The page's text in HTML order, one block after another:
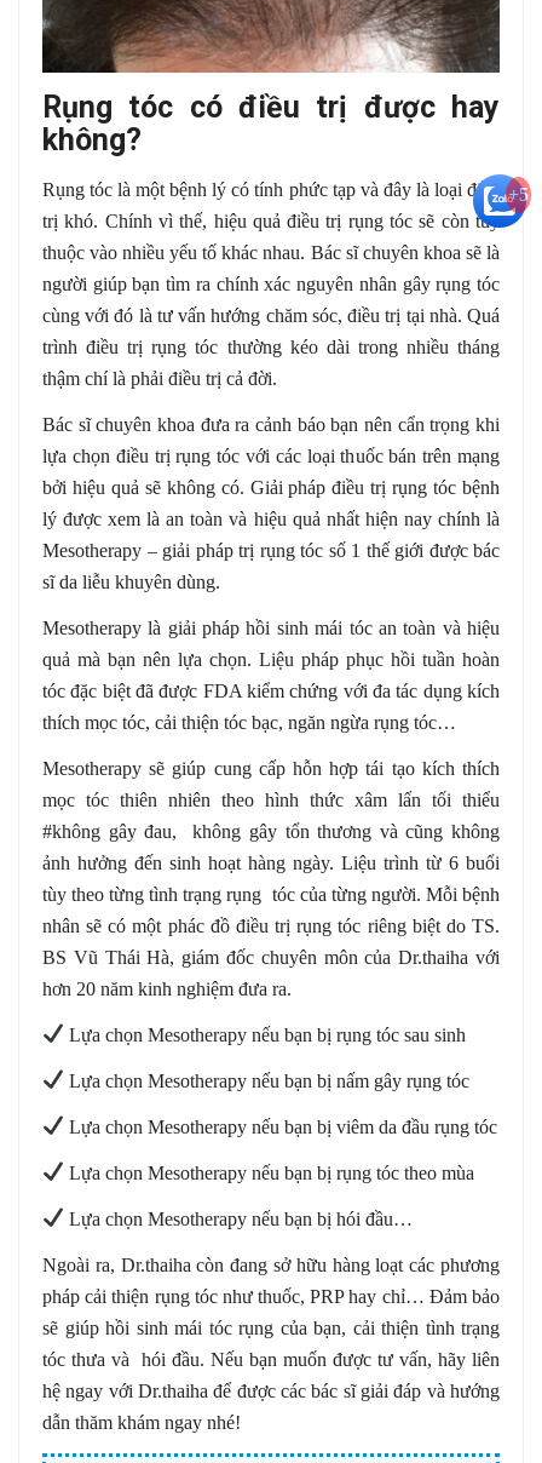
Rụng tóc có điều trị được hay
không?
Rụng tóc là một bệnh lý có tính phức tạp và đây là loại điều
trị khó. Chính vì thế, hiệu quả điều trị rụng tóc sẽ còn tùy
thuộc vào nhiều yếu tố khác nhau. Bác sĩ chuyên khoa sẽ là
người giúp bạn tìm ra chính xác nguyên nhân gây rụng tóc
cùng với đó là tư vấn hướng chăm sóc, điều trị tại nhà. Quá
trình điều trị rụng tóc thường kéo dài trong nhiều tháng
thậm chí là phải điều trị cả đời.
Bác sĩ chuyên khoa đưa ra cảnh báo bạn nên cẩn trọng khi
lựa chọn điều trị rụng tóc với các loại thuốc bán trên mạng
bởi hiệu quả sẽ không có. Giải pháp điều trị rụng tóc bệnh
lý được xem là an toàn và hiệu quả nhất hiện nay chính là
Mesotherapy – giải pháp trị rụng tóc số 1 thế giới được bác
sĩ da liễu khuyên dùng.
Mesotherapy là giải pháp hồi sinh mái tóc an toàn và hiệu
quả mà bạn nên lựa chọn. Liệu pháp phục hồi tuần hoàn
tóc đặc biệt đã được FDA kiểm chứng với đa tác dụng kích
thích mọc tóc, cải thiện tóc bạc, ngăn ngừa rụng tóc…
Mesotherapy sẽ giúp cung cấp hỗn hợp tái tạo kích thích
mọc tóc thiên nhiên theo hình thức xâm lấn tối thiểu
#không gây đau, không gây tổn thương và cũng không
ảnh hưởng đến sinh hoạt hàng ngày. Liệu trình từ 6 buổi
tùy theo từng tình trạng rụng tóc của từng người. Mỗi bệnh
nhân sẽ có một phác đồ điều trị rụng tóc riêng biệt do TS.
BS Vũ Thái Hà, giám đốc chuyên môn của Dr.thaiha với
hơn 20 năm kinh nghiệm đưa ra.
Lựa chọn Mesotherapy nếu bạn bị rụng tóc sau sinh
Lựa chọn Mesotherapy nếu bạn bị nấm gây rụng tóc
Lựa chọn Mesotherapy nếu bạn bị viêm da đầu rụng tóc
Lựa chọn Mesotherapy nếu bạn bị rụng tóc theo mùa
Lựa chọn Mesotherapy nếu bạn bị hói đầu…
Ngoài ra, Dr.thaiha còn đang sở hữu hàng loạt các phương
pháp cải thiện rụng tóc như thuốc, PRP hay chỉ… Đảm bảo
sẽ giúp hồi sinh mái tóc rụng của bạn, cải thiện tình trạng
tóc thưa và hói đầu. Nếu bạn muốn được tư vấn, hãy liên
hệ ngay với Dr.thaiha để được các bác sĩ giải đáp và hướng
dẫn thăm khám ngay nhé!
+5